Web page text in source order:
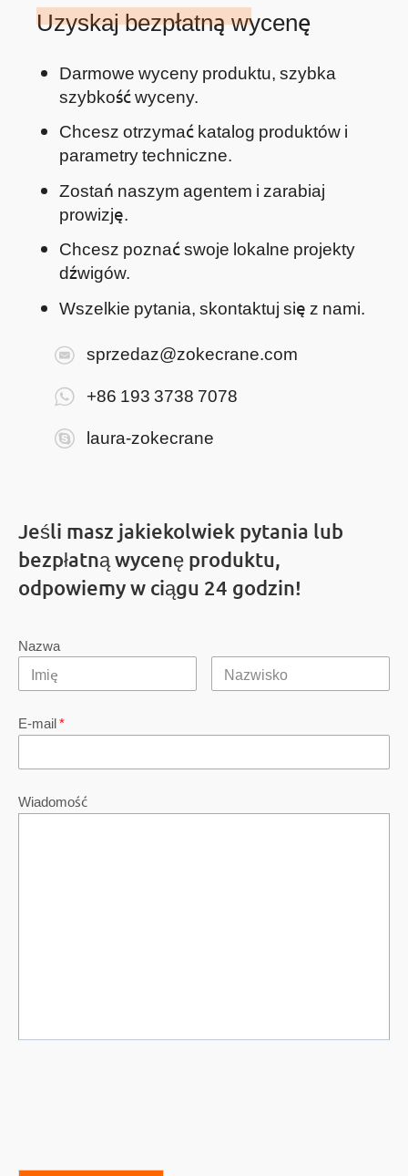
Uzyskaj bezpłatną wycenę
Darmowe wyceny produktu, szybka
szybkość wyceny.
Chcesz otrzymać katalog produktów i
parametry techniczne.
Zostań naszym agentem i zarabiaj
prowizję.
Chcesz poznać swoje lokalne projekty
dźwigów.
Wszelkie pytania, skontaktuj się z nami.
sprzedaz@zokecrane.com
+86 193 3738 7078
laura-zokecrane
Jeśli masz jakiekolwiek pytania lub
bezpłatną wycenę produktu,
odpowiemy w ciągu 24 godzin!
Nazwa
E-mail*
Wiadomość